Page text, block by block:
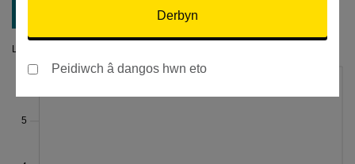
Lefel yr afon (m)
Derbyn
Peidiwch â dangos hwn eto